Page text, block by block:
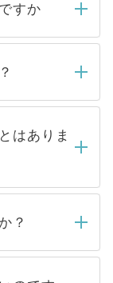
すか
担当者がご
もしくは
連絡をせて
ちくださ
いる求人の
覧いただ
開求人は
開してい
ある医療機
殺到する場
はありま
切ありませ
いただい
。内定先へ
ーが行い
？
りませんの